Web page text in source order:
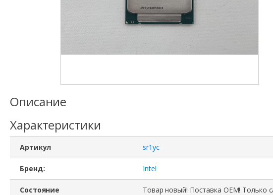
Описание
Характеристики
Артикул sr1yc
Бренд: Intel
Состояние Товар новый! Поставка ОЕМ! Только